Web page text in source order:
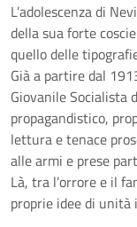
L’adolescenza di
della sua forte
quello delle
Già a partire dal
Giovanile Socialista
propagandistico,
lettura e tenace
alle armi e prese
Là, tra l’orrore e il
proprie idee di